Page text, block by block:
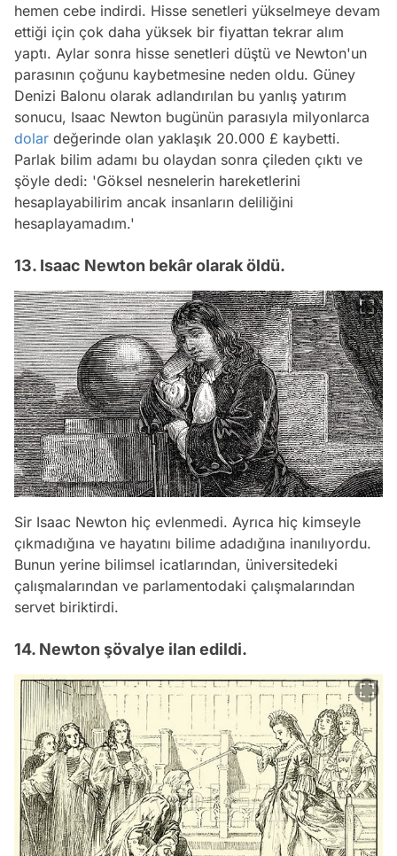
hemen cebe indirdi. Hisse senetleri yükselmeye devam
ettiği için çok daha yüksek bir fiyattan tekrar alım
yaptı. Aylar sonra hisse senetleri düştü ve Newton'un
parasının çoğunu kaybetmesine neden oldu. Güney
Denizi Balonu olarak adlandırılan bu yanlış yatırım
sonucu, Isaac Newton bugünün parasıyla milyonlarca
dolar değerinde olan yaklaşık 20.000 £ kaybetti.
Parlak bilim adamı bu olaydan sonra çileden çıktı ve
şöyle dedi: 'Göksel nesnelerin hareketlerini
hesaplayabilirim ancak insanların deliliğini
hesaplayamadım.'
13. Isaac Newton bekâr olarak öldü.
Sir Isaac Newton hiç evlenmedi. Ayrıca hiç kimseyle
çıkmadığına ve hayatını bilime adadığına inanılıyordu.
Bunun yerine bilimsel icatlarından, üniversitedeki
çalışmalarından ve parlamentodaki çalışmalarından
servet biriktirdi.
14. Newton şövalye ilan edildi.